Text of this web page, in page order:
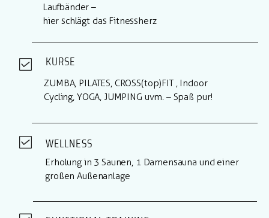
Laufbänder –
hier schlägt das Fitnessherz
KURSE
ZUMBA, PILATES, CROSS(top)FIT , Indoor
Cycling, YOGA, JUMPING uvm. – Spaß pur!
WELLNESS
Erholung in 3 Saunen, 1 Damensauna und einer
großen Außenanlage